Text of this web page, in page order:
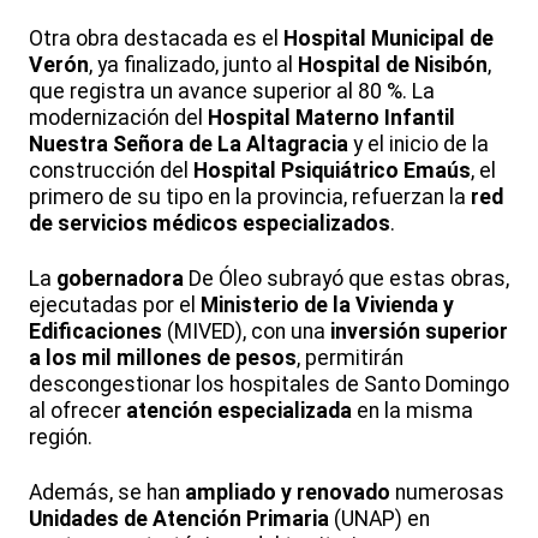
Otra obra destacada es el Hospital Municipal de
Verón, ya finalizado, junto al Hospital de Nisibón,
que registra un avance superior al 80 %. La
modernización del Hospital Materno Infantil
Nuestra Señora de La Altagracia y el inicio de la
construcción del Hospital Psiquiátrico Emaús, el
primero de su tipo en la provincia, refuerzan la red
de servicios médicos especializados.
La gobernadora De Óleo subrayó que estas obras,
ejecutadas por el Ministerio de la Vivienda y
Edificaciones (MIVED), con una inversión superior
a los mil millones de pesos, permitirán
descongestionar los hospitales de Santo Domingo
al ofrecer atención especializada en la misma
región.
Además, se han ampliado y renovado numerosas
Unidades de Atención Primaria (UNAP) en